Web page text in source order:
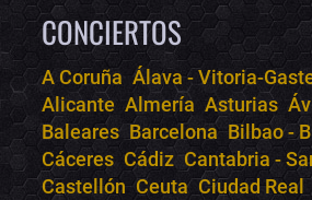
CONCIERTOS
A Coruña Álava - Vitoria-
Alicante Almería Asturias
Baleares Barcelona Bilbao -
Cáceres Cádiz Cantabria -
Castellón Ceuta Ciudad Real
Bololoco · conciertos.club
Online · Te ayudo a encontrar